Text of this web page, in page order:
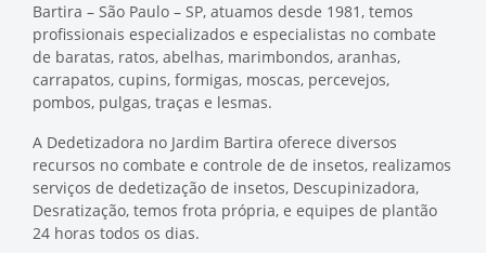
Bartira – São Paulo – SP, atuamos desde 1981, temos
profissionais especializados e especialistas no combate
de baratas, ratos, abelhas, marimbondos, aranhas,
carrapatos, cupins, formigas, moscas, percevejos,
pombos, pulgas, traças e lesmas.
A Dedetizadora no Jardim Bartira oferece diversos
recursos no combate e controle de de insetos, realizamos
serviços de dedetização de insetos, Descupinizadora,
Desratização, temos frota própria, e equipes de plantão
24 horas todos os dias.